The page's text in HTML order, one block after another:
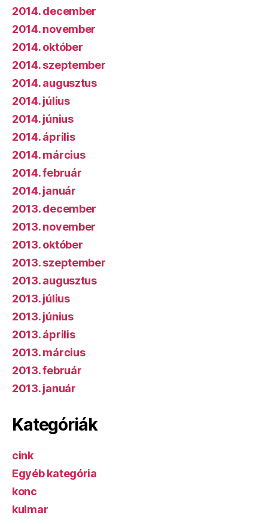
2014. december
2014. november
2014. október
2014. szeptember
2014. augusztus
2014. július
2014. június
2014. április
2014. március
2014. február
2014. január
2013. december
2013. november
2013. október
2013. szeptember
2013. augusztus
2013. július
2013. június
2013. április
2013. március
2013. február
2013. január
Kategóriák
cink
Egyéb kategória
konc
kulmar